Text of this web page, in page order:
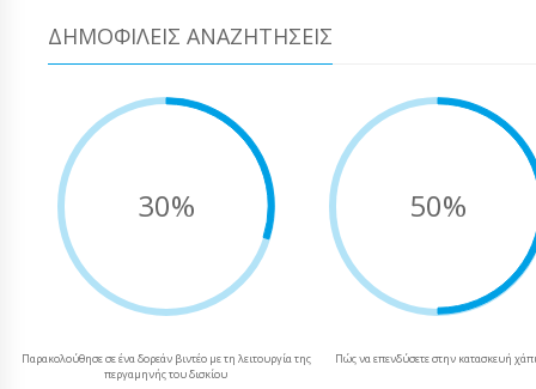
ΔΗΜΟΦΙΛΕΊΣ ΑΝΑΖΗΤΉΣΕΙΣ
30%
Παρακολούθησε σε ένα δορεάν βιντέο με τη λειτουργία της
περγαμηνής του δισκίου
50%
Πώς να επενδύσετε στην κατασκευή